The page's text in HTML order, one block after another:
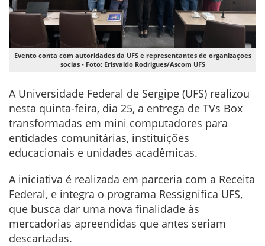
Evento conta com autoridades da UFS e representantes de organizaçoes
socias - Foto: Erisvaldo Rodrigues/Ascom UFS
A Universidade Federal de Sergipe (UFS) realizou
nesta quinta-feira, dia 25, a entrega de TVs Box
transformadas em mini computadores para
entidades comunitárias, instituições
educacionais e unidades acadêmicas.
A iniciativa é realizada em parceria com a Receita
Federal, e integra o programa Ressignifica UFS,
que busca dar uma nova finalidade às
mercadorias apreendidas que antes seriam
descartadas.